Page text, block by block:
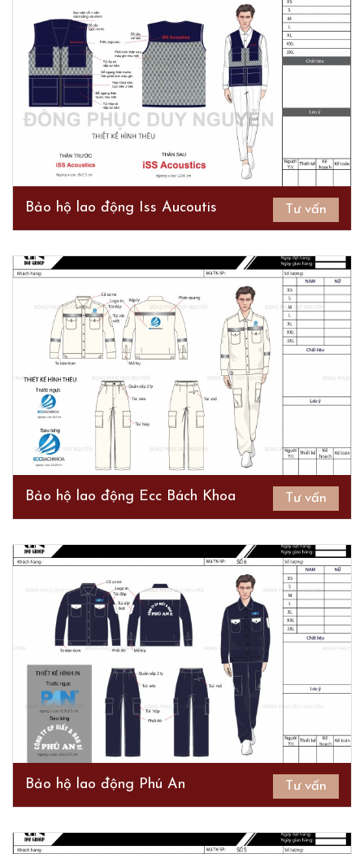
Bảo hộ lao động Iss Aucoutis Tư vấn
Bảo hộ lao động Ecc Bách Khoa Tư vấn
Bảo hộ lao động Phú An Tư vấn